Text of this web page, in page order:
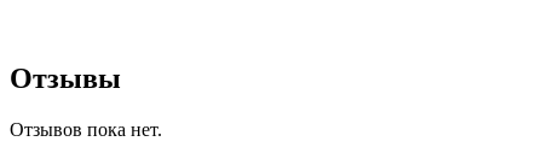
Отзывы
Отзывов пока нет.